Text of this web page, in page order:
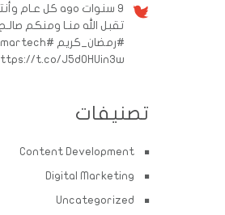
9 سنوات ago
كل عـام
تقبل الله منـا ومنكم صالـح
#رمضان_كريم #Smartech
t.co/J5d0HUin3w
تصنيفات
Content Development
Digital Marketing
Uncategorized